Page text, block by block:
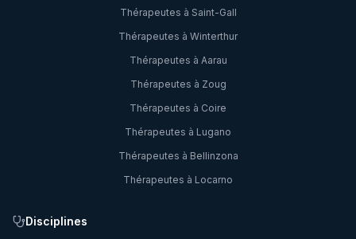
Thérapeutes à Saint-Gall
Thérapeutes à Winterthur
Thérapeutes à Aarau
Thérapeutes à Zoug
Thérapeutes à Coire
Thérapeutes à Lugano
Thérapeutes à Bellinzona
Thérapeutes à Locarno
Disciplines